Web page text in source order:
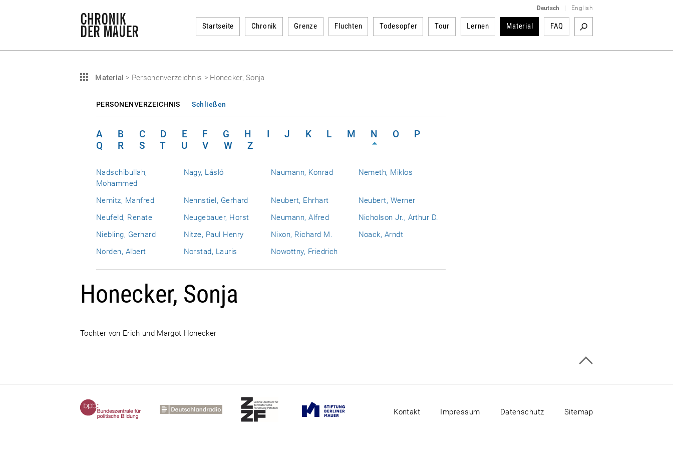
Deutsch English
Startseite Chronik Grenze Fluchten Todesopfer Tour Lernen Material FAQ
Material > Personenverzeichnis > Honecker, Sonja
PERSONENVERZEICHNIS Schließen
A B C D E F G H I J K L M N O
P
Q
R S T U V W Z
Nadschibullah,
Mohammed
Nagy, Lásló Naumann, Konrad Nemeth, Miklos
Nemitz, Manfred Nennstiel, Gerhard Neubert, Ehrhart
Neubert, Werner
Neufeld, Renate
Neugebauer, Horst Neumann, Alfred
Nicholson Jr., Arthur D.
Niebling, Gerhard
Nitze, Paul Henry Nixon, Richard M.
Noack, Arndt
Norden, Albert
Norstad, Lauris Nowottny, Friedrich
Honecker, Sonja
Tochter von Erich und Margot Honecker
Kontakt Impressum Datenschutz Sitemap